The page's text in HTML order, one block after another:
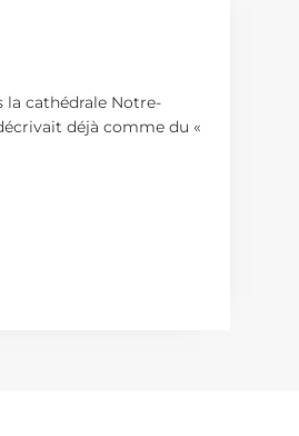
la cathédrale Notre-
déjà comme du «